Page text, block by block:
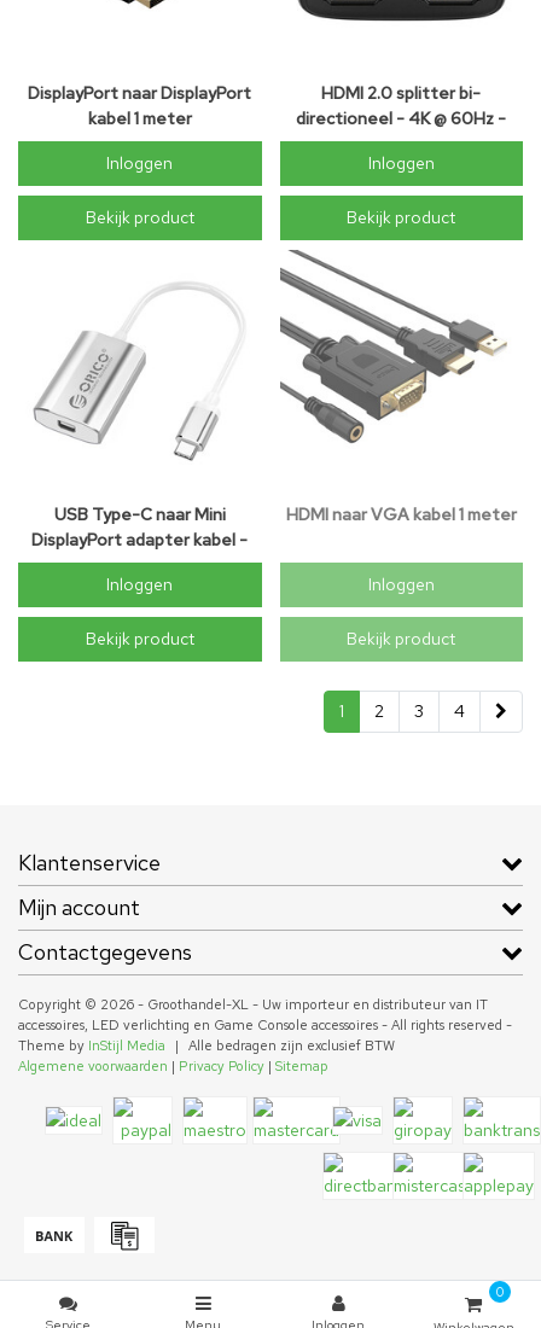
DisplayPort naar DisplayPort
kabel 1 meter
Inloggen
Bekijk product
HDMI 2.0 splitter bi-
directioneel - 4K @ 60Hz -
Zwart
Inloggen
Bekijk product
USB Type-C naar Mini
DisplayPort adapter kabel -
Aluminium - 15cm – Zilver
Inloggen
Bekijk product
HDMI naar VGA kabel 1 meter
Inloggen
Bekijk product
1 2 3 4
Klantenservice
Mijn account
Contactgegevens
Copyright © 2026 - Groothandel-XL - Uw importeur en distributeur van IT
accessoires, LED verlichting en Game Console accessoires - All rights reserved -
Theme by InStijl Media |
Alle bedragen zijn exclusief BTW
Algemene voorwaarden | Privacy Policy | Sitemap
Service Menu Inloggen
0